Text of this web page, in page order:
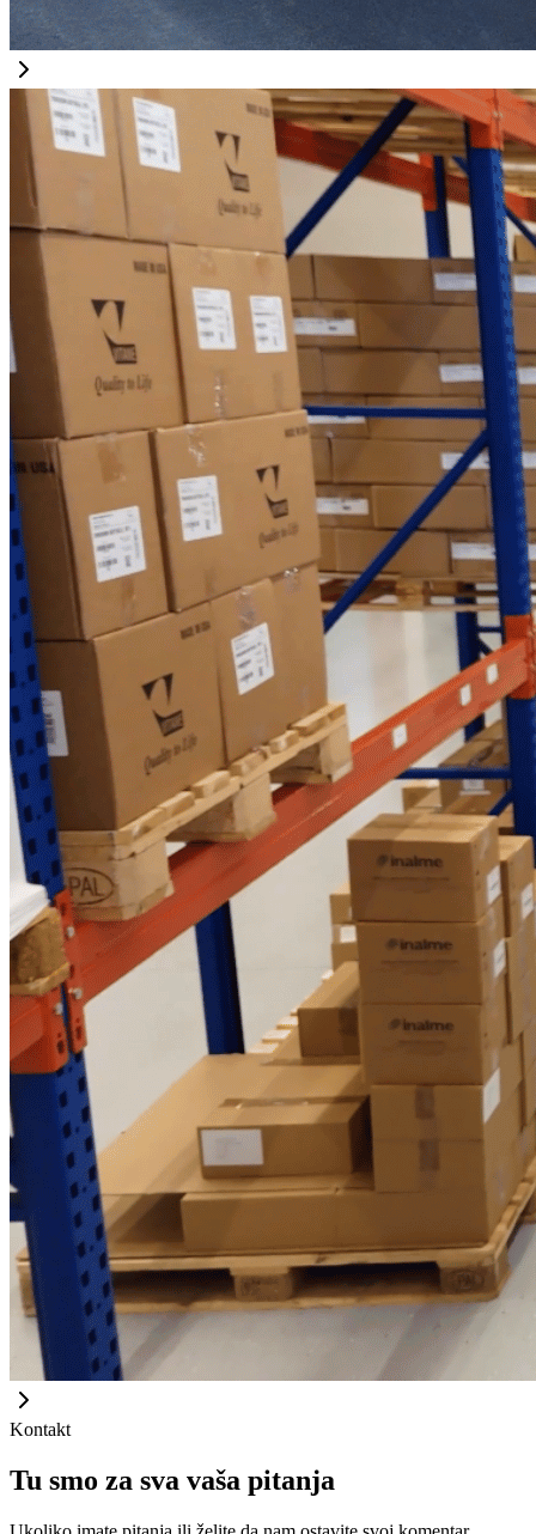
Kontakt
Tu smo za sva vaša pitanja